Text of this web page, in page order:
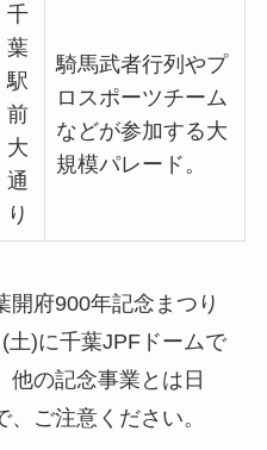
千
葉
駅
前
大
通
り
騎馬武者行列やプ
ロスポーツチーム
などが参加する大
規模パレード。
開府900年記念まつり
土)に千葉JPFドームで
他の記念事業とは日
ご注意ください。